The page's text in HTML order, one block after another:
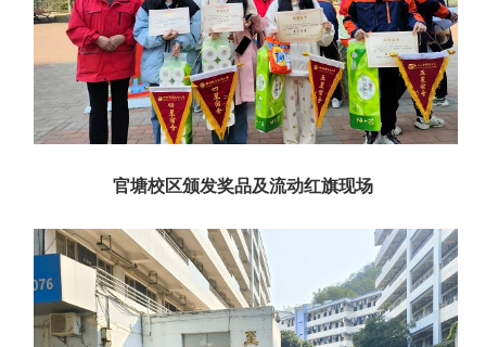
官塘校区颁发奖品及流动红旗现场